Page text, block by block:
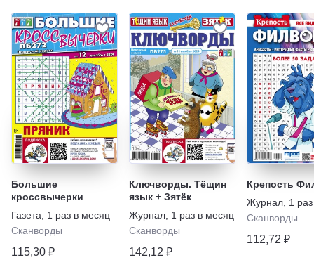
Большие
кроссвычерки
Газета
1 раз в месяц
Сканворды
115,30 ₽
Ключворды. Тёщин
язык + Зятёк
Журнал 1 раз в месяц
Сканворды
142,12 ₽
Крепость
Журнал 1
Сканворды
112,72 ₽